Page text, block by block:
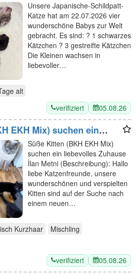
Unsere Japanische-Schildpatt-
Katze hat am 22.07.2026 vier
wunderschöne Babys zur Welt
gebracht. Es sind: ? 1 schwarzes
Kätzchen ? 3 gestreifte Kätzchen
Die Kleinen wachsen in
liebevoller…
alt
verifiziert 05.08.26
ein
Süße Kitten (BKH EKH Mix)
suchen ein liebevolles Zuhause
İlan Metni (Beschreibung): Hallo
liebe Katzenfreunde, unsere
wunderschönen und verspielten
Kitten sind auf der Suche nach
einem neuen…
Kurzhaar
Mischling
verifiziert 05.08.26